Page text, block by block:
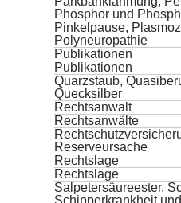
Phosphor und
Pinkelpause,
Polyneuropathie
Publikationen
Publikationen
Quarzstaub,
Quecksilber
Rechtsanwalt
Rechtsanwälte
Reserveursache
Rechtslage
Rechtslage
Salpetersäureester,
Schipperkrankheit